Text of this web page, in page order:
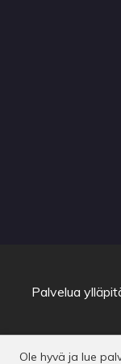
Ole hyvä ja lue
Palvelua